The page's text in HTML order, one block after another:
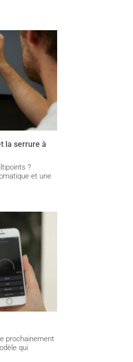
la serrure à
?
et une
prochainement
qui